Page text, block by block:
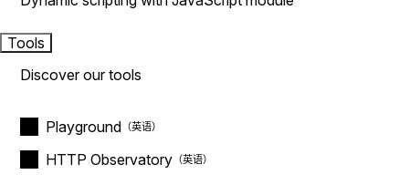
Tools
Discover our tools
Playground
HTTP Observatory